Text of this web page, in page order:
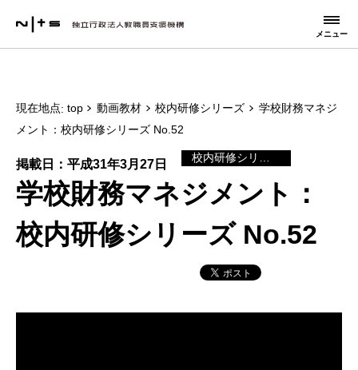
メニュー
現在地点 top 動画教材 校内研修シリーズ
学校財務マネジ
メント：校内研修シリーズ No.52
掲載日：平成31年3月27日
学校財務マネジメント：
校内研修シリーズ No.52